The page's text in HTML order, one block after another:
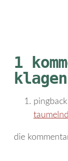
1
taumelnd
die